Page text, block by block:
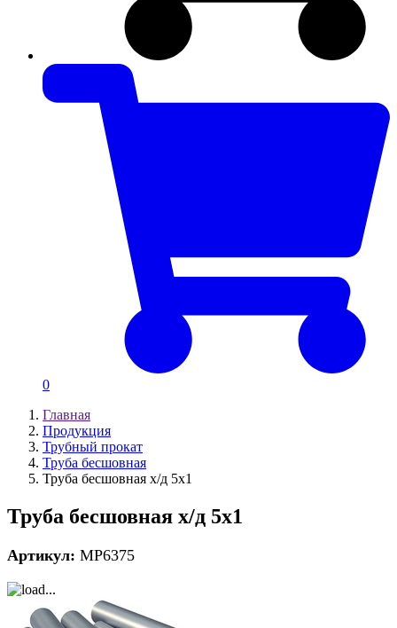
0
Главная
Продукция
Трубный прокат
Труба бесшовная
Труба бесшовная х/д 5х1
Труба бесшовная х/д 5х1
Артикул: MP6375